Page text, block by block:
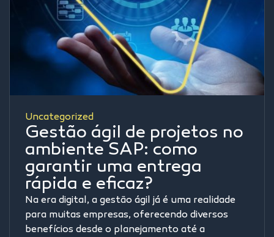
Uncategorized
Gestão ágil de projetos no
ambiente SAP: como
garantir uma entrega
rápida e eficaz?
Na era digital, a gestão ágil já é uma realidade
para muitas empresas, oferecendo diversos
benefícios desde o planejamento até a